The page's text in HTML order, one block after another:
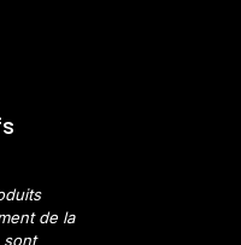
de la
sont